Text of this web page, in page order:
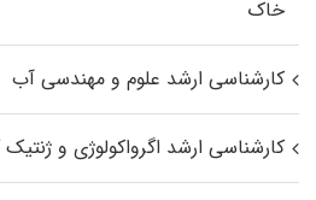
خاک
کارشناسی ارشد علوم و مهندسی آب
کارشناسی ارشد اگرواکولوژی و